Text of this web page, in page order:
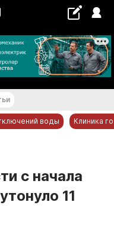
°С
воды Клиника
с начала
11